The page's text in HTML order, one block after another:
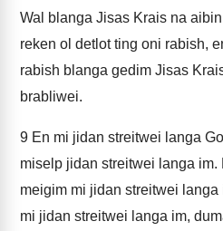
Wal blanga Jisas Krais na
reken ol detlot ting oni rabish,
rabish blanga gedim Jisas
brabliwei.
9 En mi jidan streitwei langa
miselp jidan streitwei langa im.
meigim mi jidan streitwei
mi jidan streitwei langa im,